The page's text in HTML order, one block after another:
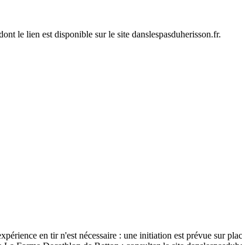
le lien est disponible sur le site danslespasduherisson.fr.
en tir n'est nécessaire : une initiation est prévue sur